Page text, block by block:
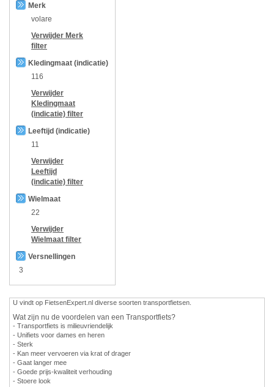
Merk
volare
Verwijder Merk
filter
Kledingmaat (indicatie)
116
Verwijder
Kledingmaat
(indicatie) filter
Leeftijd (indicatie)
11
Verwijder
Leeftijd
(indicatie) filter
Wielmaat
22
Verwijder
Wielmaat filter
Versnellingen
3
U vindt op FietsenExpert.nl diverse soorten transportfietsen.
Wat zijn nu de voordelen van een Transportfiets?
- Transportfiets is milieuvriendelijk
- Unifiets voor dames en heren
- Sterk
- Kan meer vervoeren via krat of drager
- Gaat langer mee
- Goede prijs-kwaliteit verhouding
- Stoere look